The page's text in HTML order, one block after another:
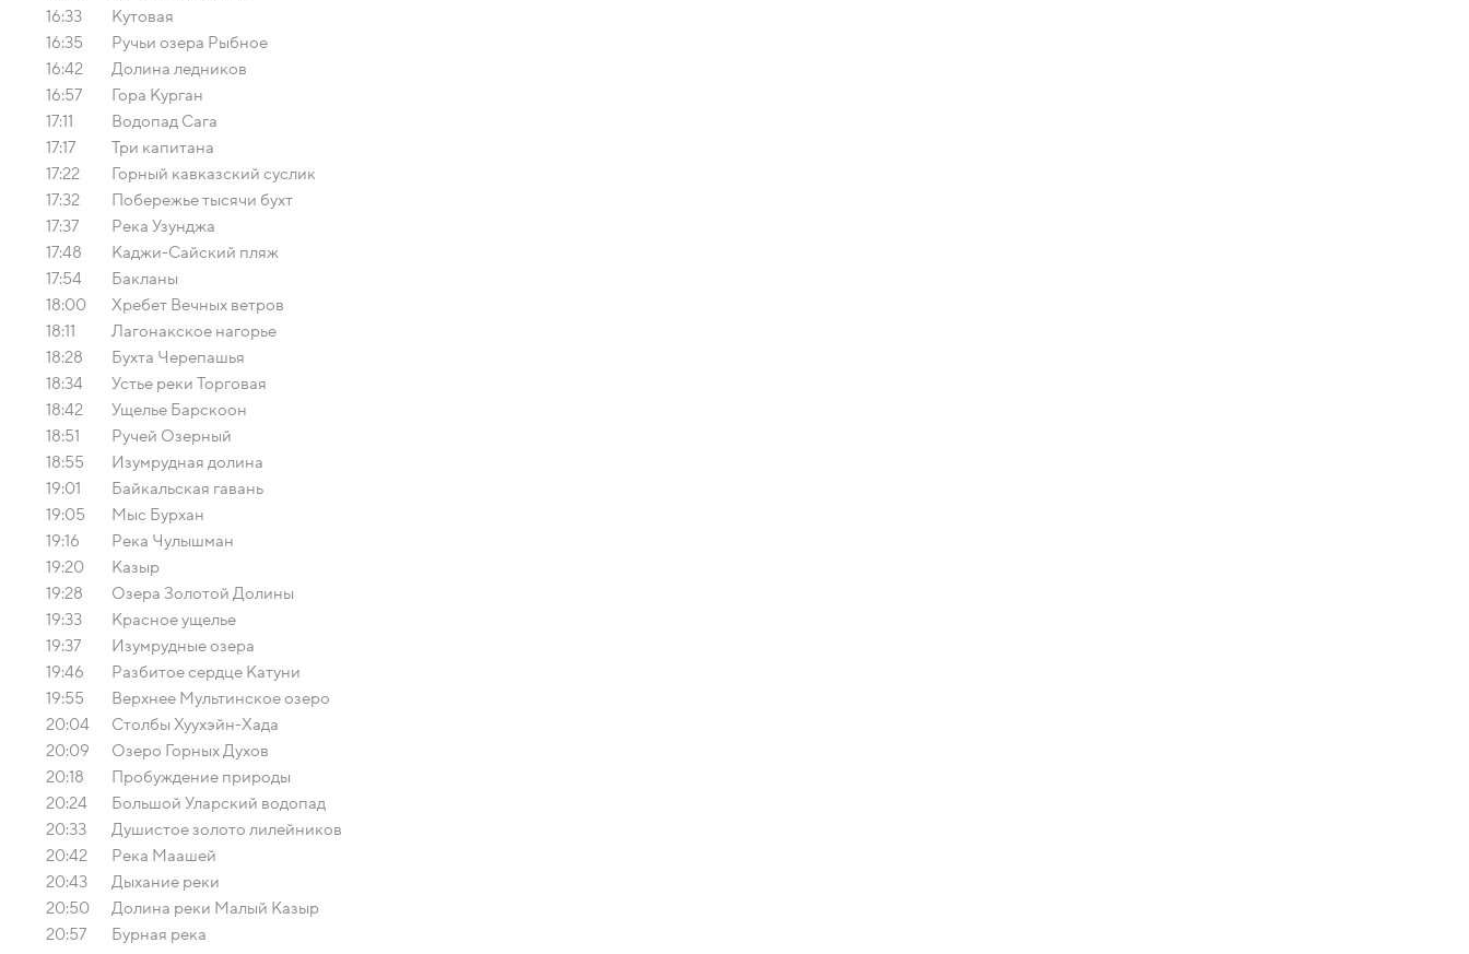
16:33
Кутовая
16:35
Ручьи озера Рыбное
16:42
Долина ледников
16:57
Гора Курган
17:11
Водопад Сага
17:17
Три капитана
17:22
Горный кавказский суслик
17:32
Побережье тысячи бухт
17:37
Река Узунджа
17:48
Каджи-Сайский пляж
17:54
Бакланы
18:00
Хребет Вечных ветров
18:11
Лагонакское нагорье
18:28
Бухта Черепашья
18:34
Устье реки Торговая
18:42
Ущелье Барскоон
18:51
Ручей Озерный
18:55
Изумрудная долина
19:01
Байкальская гавань
19:05
Мыс Бурхан
19:16
Река Чулышман
19:20
Казыр
19:28
Озера Золотой Долины
19:33
Красное ущелье
19:37
Изумрудные озера
19:46
Разбитое сердце Катуни
19:55
Верхнее Мультинское озеро
20:04
Столбы Хуухэйн-Хада
20:09
Озеро Горных Духов
20:18
Пробуждение природы
20:24
Большой Уларский водопад
20:33
Душистое золото лилейников
20:42
Река Маашей
20:43
Дыхание реки
20:50
Долина реки Малый Казыр
20:57
Бурная река